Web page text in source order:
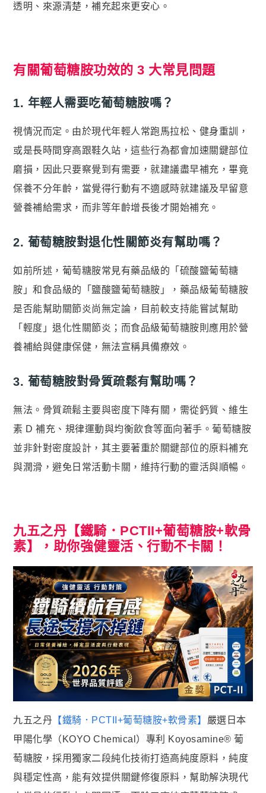
透明、來源清楚，補充起來更安心。
有關葡萄糖胺功效的 3 大常見問題
1. 年輕人需要吃葡萄糖胺嗎？
視情況而定。由於現代年輕人常跑馬拉松、健身重訓，
或是長時間穿高跟鞋久站，這些行為都會加速關鍵部位
磨損，因此只要察覺到有需要，就建議盡早補充，畢竟
保養不分年齡，當覺得行動有不適感時就建議及早留意
營養補給需求，而非等年齡增長後才開始補充。
2. 葡萄糖胺對退化性關節炎有幫助嗎？
如前所述，葡萄糖胺常見有藥品級的「硫酸鹽葡萄糖
胺」和食品級的「鹽酸鹽葡萄糖胺」，藥品級葡萄糖胺
是否能幫助關節炎尚無定論，目前較支持能嘗試幫助
「輕度」退化性關節炎；而食品級葡萄糖胺則應用於營
養補給與健康保健，無法宣稱具備療效。
3. 葡萄糖胺對骨質疏鬆有幫助嗎？
無法。骨質疏鬆主要與密度下降有關，需從鈣質、維生
素 D 補充、規律運動與均衡飲食等面向著手。葡萄糖胺
並非針對密度設計，其主要著重於關鍵部位的原料補充
與潤滑，避免日常活動卡關，維持行動的靈活與順暢。
九五之丹【鐵騎．PCTII+葡萄糖胺+軟骨
素】，助你強健靈活、行動不卡關！
九五之丹 【鐵騎．PCTII+葡萄糖胺+軟骨素】 嚴選日本
甲陽化學（KOYO Chemical）專利 Koyosamine® 葡
萄糖胺，採用獨家二段純化技術打造高純度原料，純度
與穩定性高，能有效提供關鍵修復原料，幫助解決現代